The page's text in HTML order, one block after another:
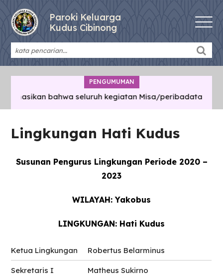
Paroki Keluarga
Kudus Cibinong
PENGUMUMAN
bahwa seluruh kegiatan Misa/peribadatan/
Lingkungan Hati Kudus
Susunan Pengurus Lingkungan Periode 2020 –
2023
WILAYAH: Yakobus
LINGKUNGAN: Hati Kudus
Ketua Lingkungan Robertus Belarminus
Sekretaris I Matheus Sukirno